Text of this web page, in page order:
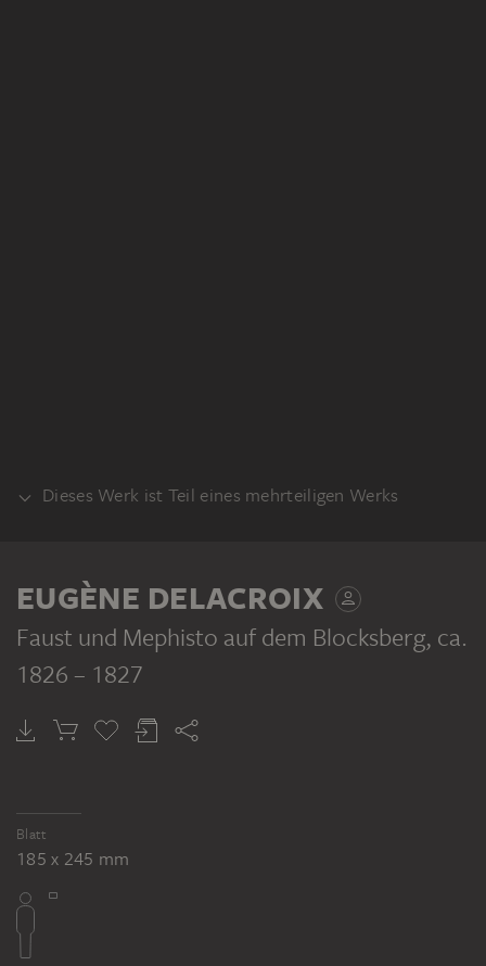
Dieses Werk ist Teil eines mehrteiligen Werks
EUGÈNE DELACROIX
EUGÈNE DELACROIX
Faust und Mephisto auf dem Blocksberg, ca.
1826 – 1827
Blatt
185 x 245 mm